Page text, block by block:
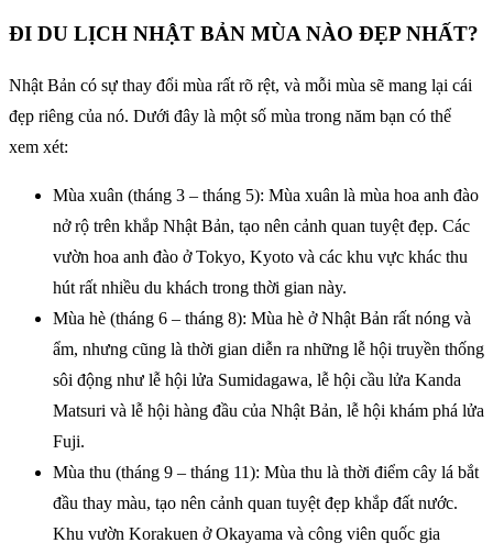
ĐI DU LỊCH NHẬT BẢN MÙA NÀO ĐẸP NHẤT?
Nhật Bản có sự thay đổi mùa rất rõ rệt, và mỗi mùa sẽ mang lại cái
đẹp riêng của nó. Dưới đây là một số mùa trong năm bạn có thể
xem xét:
Mùa xuân (tháng 3 – tháng 5): Mùa xuân là mùa hoa anh đào
nở rộ trên khắp Nhật Bản, tạo nên cảnh quan tuyệt đẹp. Các
vườn hoa anh đào ở Tokyo, Kyoto và các khu vực khác thu
hút rất nhiều du khách trong thời gian này.
Mùa hè (tháng 6 – tháng 8): Mùa hè ở Nhật Bản rất nóng và
ẩm, nhưng cũng là thời gian diễn ra những lễ hội truyền thống
sôi động như lễ hội lửa Sumidagawa, lễ hội cầu lửa Kanda
Matsuri và lễ hội hàng đầu của Nhật Bản, lễ hội khám phá lửa
Fuji.
Mùa thu (tháng 9 – tháng 11): Mùa thu là thời điểm cây lá bắt
đầu thay màu, tạo nên cảnh quan tuyệt đẹp khắp đất nước.
Khu vườn Korakuen ở Okayama và công viên quốc gia